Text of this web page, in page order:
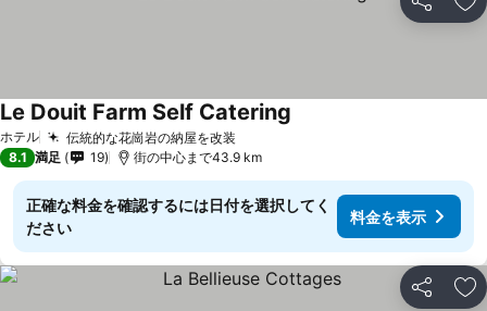
シェア お
ホテル 伝統的な花崗岩の納屋を改装
Le Douit Farm Self Catering
8.1 満足 19 街の中心まで43.9 km
正確な料金を確認するには日付を選択してく
ださい
料金を表示
シェア お